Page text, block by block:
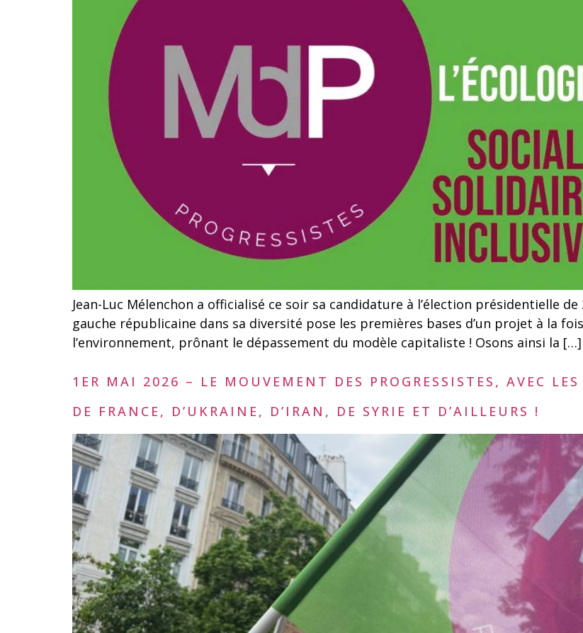
Jean-Luc Mélenchon a officialisé ce soir sa candidature à l’élection présidentielle
gauche républicaine dans sa diversité pose les premières bases d’un projet à la
l’environnement, prônant le dépassement du modèle capitaliste ! Osons ainsi la […]
1ER MAI 2026 – LE MOUVEMENT DES PROGRESSISTES, AVEC
DE FRANCE, D’UKRAINE, D’IRAN, DE SYRIE ET D’AILLEURS !